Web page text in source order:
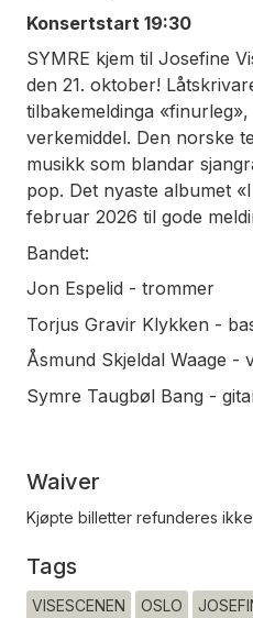
Konsertstart 19:30
SYMRE kjem til Josefine
den 21. oktober!
tilbakemeldinga
verkemiddel. Den norske
musikk som blandar
pop. Det nyaste albumet
februar 2026 til gode
Bandet:
Jon Espelid - trommer
Torjus Gravir Klykken -
Åsmund Skjeldal Waage -
Symre Taugbøl Bang -
Waiver
Kjøpte billetter refunderes
Tags
VISESCENEN OSLO